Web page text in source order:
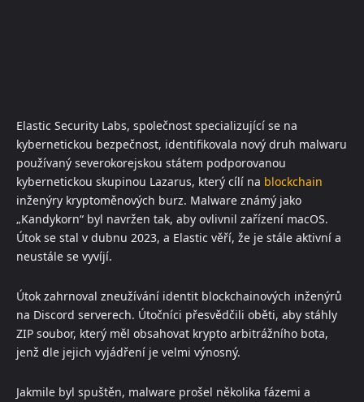
Elastic Security Labs, společnost specializující se na
kybernetickou bezpečnost, identifikovala nový druh malwaru
používaný severokorejskou státem podporovanou
kybernetickou skupinou Lazarus, který cílí na blockchain
inženýry kryptoměnových burz. Malware známý jako
„Kandykorn“ byl navržen tak, aby ovlivnil zařízení macOS.
Útok se stal v dubnu 2023, a Elastic věří, že je stále aktivní a
neustále se vyvíjí.
Útok zahrnoval zneužívání identit blockchainových inženýrů
na Discord serverech. Útočníci přesvědčili oběti, aby stáhly
ZIP soubor, který měl obsahovat krypto arbitrážního bota,
jenž dle jejich vyjádření je velmi výnosný.
Jakmile byl spuštěn, malware prošel několika fázemi a